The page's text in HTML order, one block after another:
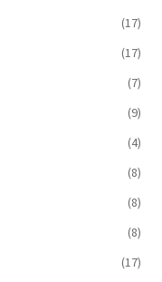
(17)
(17)
(7)
(9)
(4)
(8)
(8)
(8)
(17)